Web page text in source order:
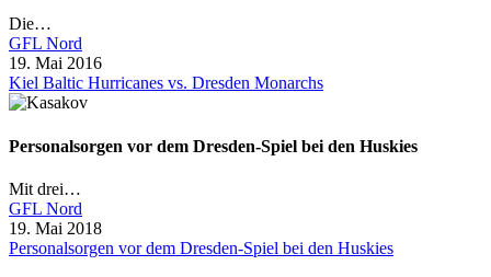
Die…
GFL Nord
19. Mai 2016
Kiel Baltic Hurricanes vs. Dresden Monarchs
Personalsorgen vor dem Dresden-Spiel bei den Huskies
Mit drei…
GFL Nord
19. Mai 2018
Personalsorgen vor dem Dresden-Spiel bei den Huskies